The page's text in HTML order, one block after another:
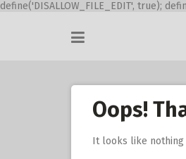
define('DISALLOW_FILE_EDIT', true);
Oops!
It looks like nothing